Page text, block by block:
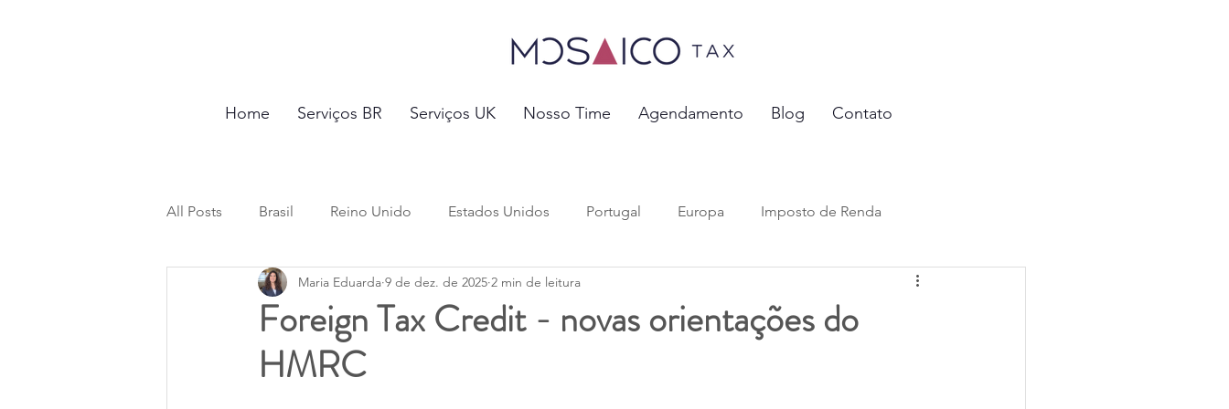
Home Serviços BR Serviços UK Nosso Time Agendamento Blog Contato
All Posts Brasil Reino Unido Estados Unidos Portugal Europa Imposto de Renda
Saída Definitiva Impostos e tributos Investimentos e Negócios
Testamento e Inventário
Foreign Tax Credit - novas orientações do
HMRC
Maria Eduarda 9 de dez. de 2025 2 min de leitura